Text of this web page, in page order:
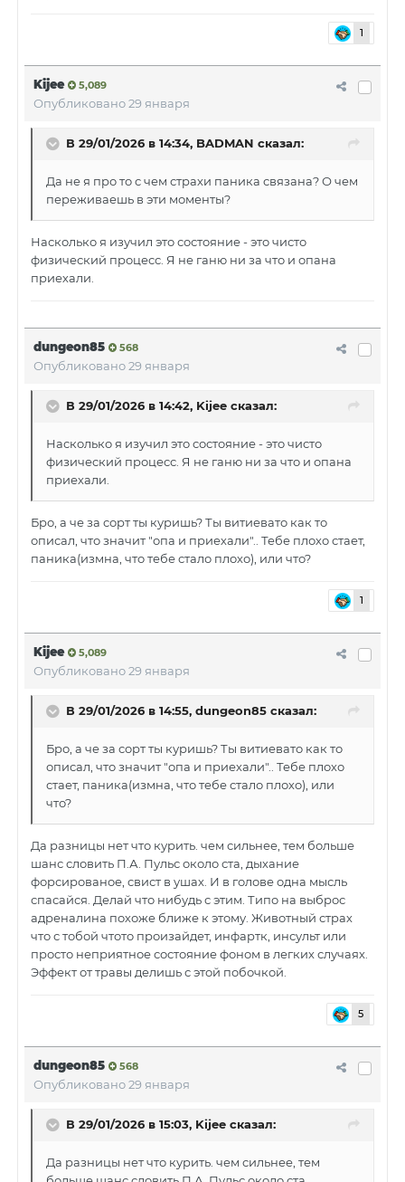
1
Kijee 5,089
Опубликовано29 января
В 29/01/2026 в 14:34, BADMAN сказал:
Да не я про то с чем страхи паника связана? О чем
переживаешь в эти моменты?
Насколько я изучил это состояние - это чисто
физический процесс. Я не ганю ни за что и опана
приехали.
dungeon85 568
Опубликовано29 января
В 29/01/2026 в 14:42, Kijee сказал:
Насколько я изучил это состояние - это чисто
физический процесс. Я не ганю ни за что и опана
приехали.
Бро, а че за сорт ты куришь? Ты витиевато как то
описал, что значит "опа и приехали".. Тебе плохо стает,
паника(измна, что тебе стало плохо), или что?
1
Kijee 5,089
Опубликовано29 января
В 29/01/2026 в 14:55, dungeon85 сказал:
Бро, а че за сорт ты куришь? Ты витиевато как то
описал, что значит "опа и приехали".. Тебе плохо
стает, паника(измна, что тебе стало плохо), или
что?
Да разницы нет что курить. чем сильнее, тем больше
шанс словить П.А. Пульс около ста, дыхание
форсированое, свист в ушах. И в голове одна мысль
спасайся. Делай что нибудь с этим. Типо на выброс
адреналина похоже ближе к этому. Животный страх
что с тобой чтото произайдет, инфартк, инсульт или
просто неприятное состояние фоном в легких случаях.
Эффект от травы делишь с этой побочкой.
5
dungeon85 568
Опубликовано29 января
В 29/01/2026 в 15:03, Kijee сказал:
Да разницы нет что курить. чем сильнее, тем